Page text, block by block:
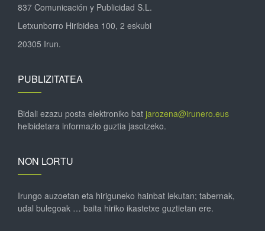
837 Comunicación y Publicidad S.L.
Letxunborro Hiribidea 100, 2 eskubi
20305 Irun.
PUBLIZITATEA
Bidali ezazu posta elektroniko bat jarozena@irunero.eus
helbidetara informazio guztia jasotzeko.
NON LORTU
Irungo auzoetan eta hiriguneko hainbat lekutan; tabernak,
udal bulegoak … baita hiriko ikastetxe guztietan ere.